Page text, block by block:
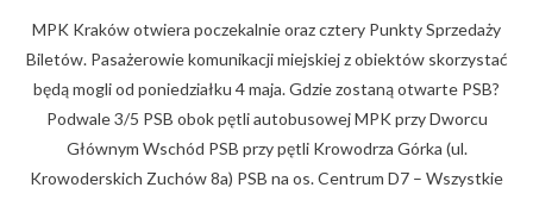
MPK Kraków otwiera poczekalnie oraz cztery Punkty Sprzedaży
Biletów. Pasażerowie komunikacji miejskiej z obiektów skorzystać
będą mogli od poniedziałku 4 maja. Gdzie zostaną otwarte PSB?
Podwale 3/5 PSB obok pętli autobusowej MPK przy Dworcu
Głównym Wschód PSB przy pętli Krowodrza Górka (ul.
Krowoderskich Zuchów 8a) PSB na os. Centrum D7 – Wszystkie